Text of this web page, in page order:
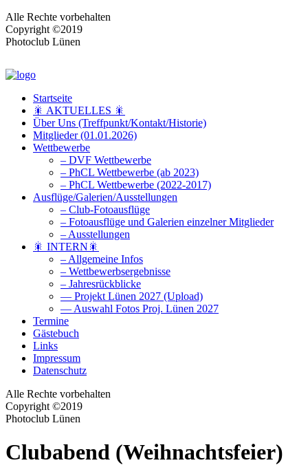
Alle Rechte vorbehalten
Copyright ©2019
Photoclub Lünen
Startseite
🎇 AKTUELLES 🎇
Über Uns (Treffpunkt/Kontakt/Historie)
Mitglieder (01.01.2026)
Wettbewerbe
– DVF Wettbewerbe
– PhCL Wettbewerbe (ab 2023)
– PhCL Wettbewerbe (2022-2017)
Ausflüge/Galerien/Ausstellungen
– Club-Fotoausflüge
– Fotoausflüge und Galerien einzelner Mitglieder
– Ausstellungen
🎇 INTERN🎇
– Allgemeine Infos
– Wettbewerbsergebnisse
– Jahresrückblicke
— Projekt Lünen 2027 (Upload)
— Auswahl Fotos Proj. Lünen 2027
Termine
Gästebuch
Links
Impressum
Datenschutz
Alle Rechte vorbehalten
Copyright ©2019
Photoclub Lünen
Clubabend (Weihnachtsfeier)